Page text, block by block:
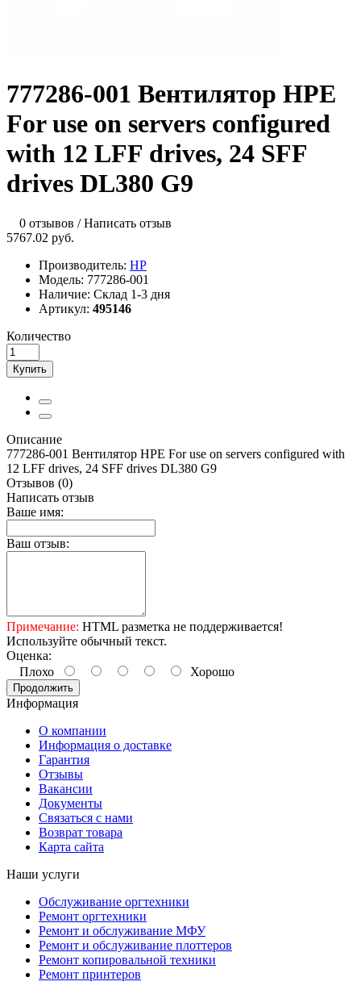
777286-001 Вентилятор HPE
For use on servers configured
with 12 LFF drives, 24 SFF
drives DL380 G9
0 отзывов /Написать отзыв
5767.02 руб.
Производитель: HP
Модель: 777286-001
Наличие: Склад 1-3 дня
Артикул: 495146
Количество
Купить
Описание
777286-001 Вентилятор HPE For use on servers configured with
12 LFF drives, 24 SFF drives DL380 G9
Отзывов (0)
Написать отзыв
Ваше имя:
Ваш отзыв:
Примечание: HTML разметка не поддерживается!
Используйте обычный текст.
Оценка:
Плохо
Хорошо
Продолжить
Информация
О компании
Информация о доставке
Гарантия
Отзывы
Вакансии
Документы
Связаться с нами
Возврат товара
Карта сайта
Наши услуги
Обслуживание оргтехники
Ремонт оргтехники
Ремонт и обслуживание МФУ
Ремонт и обслуживание плоттеров
Ремонт копировальной техники
Ремонт принтеров